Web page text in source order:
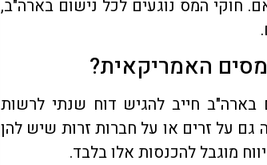
חוקי המס נוגעים לכל נישום בארה"ב,
האמריקאית?
חייב להגיש דוח שנתי לרשות
גם על זרים או על חברות זרות שיש להן
מוגבל להכנסות אלו בלבד.